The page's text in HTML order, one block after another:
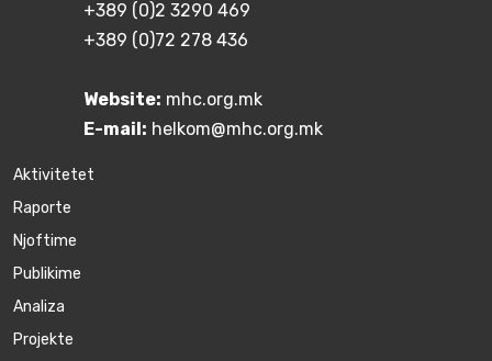
+389 (0)2 3290 469
+389 (0)72 278 436
Website: mhc.org.mk
E-mail: helkom@mhc.org.mk
Aktivitetet
Raporte
Njoftime
Publikime
Аnaliza
Projekte